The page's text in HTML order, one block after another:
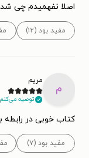
اصلا نفهمیدم چی شد
مفید بود (۱۲)
م
مریم
توصیه
کتاب خوبی در رابطه
مفید بود (۷)